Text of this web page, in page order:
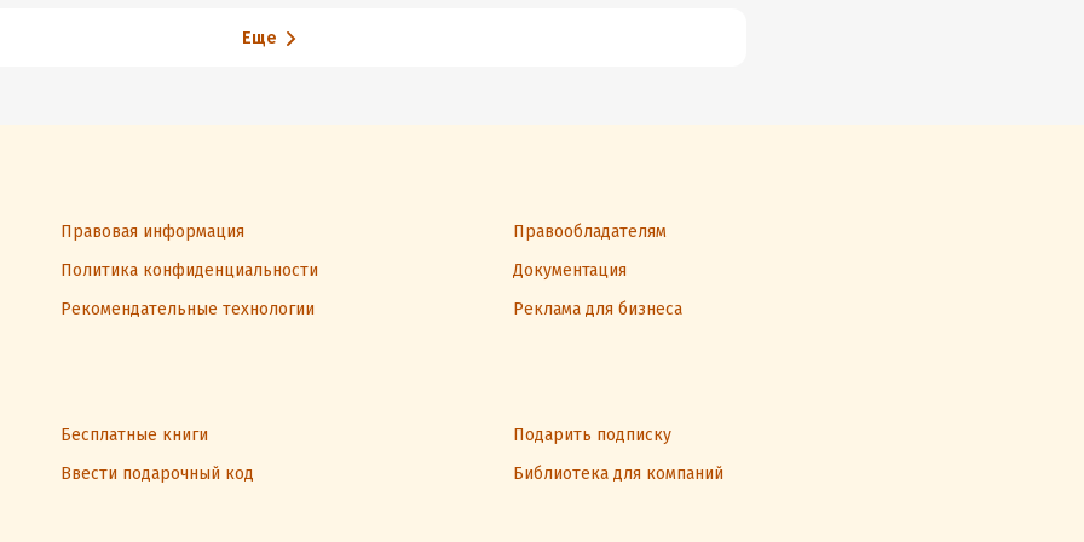
Еще
Правовая информация
Правообладателям
Политика конфиденциальности
Документация
Рекомендательные технологии Реклама для бизнеса
Бесплатные книги
Подарить подписку
Ввести подарочный код
Библиотека для компаний